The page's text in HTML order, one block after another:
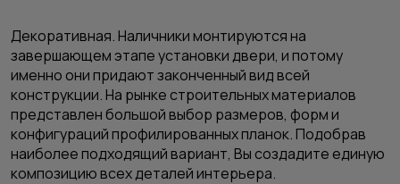
Декоративная.Наличники монтируются на
завершающем этапе установки двери, и потому
именно они придают законченный вид всей
конструкции. На рынке строительных материалов
представлен большой выбор размеров, форм и
конфигураций профилированных планок. Подобрав
наиболее подходящий вариант, Вы создадите единую
композицию всех деталей интерьера.